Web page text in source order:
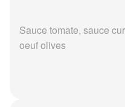
Sauce tomate, sauce
oeuf olives